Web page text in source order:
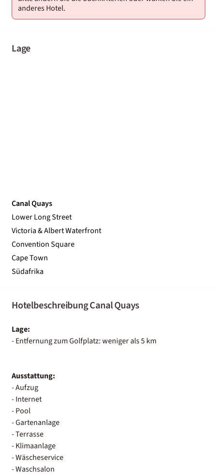
anderes Hotel.
Lage
Canal Quays
Lower Long Street
Victoria & Albert Waterfront
Convention Square
Cape Town
Südafrika
Hotelbeschreibung Canal Quays
Lage:
- Entfernung zum Golfplatz: weniger als 5 km
Ausstattung:
- Aufzug
- Internet
- Pool
- Gartenanlage
- Terrasse
- Klimaanlage
- Wäscheservice
- Waschsalon